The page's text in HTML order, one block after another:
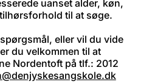
uanset alder, køn,
til at søge.
eller vil du vide
du velkommen til at
Nordentoft på tlf.: 2012